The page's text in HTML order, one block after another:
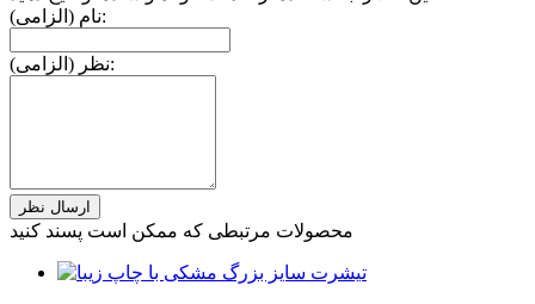
نام (الزامی):
نظر (الزامی):
محصولات مرتبطی که ممکن است پسند کنید